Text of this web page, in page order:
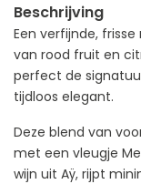
Beschrijving
Een verfijnde,
van rood fruit en
perfect de
tijdloos elegant.
Deze blend van
met een vleugje
wijn uit Aÿ, rijpt